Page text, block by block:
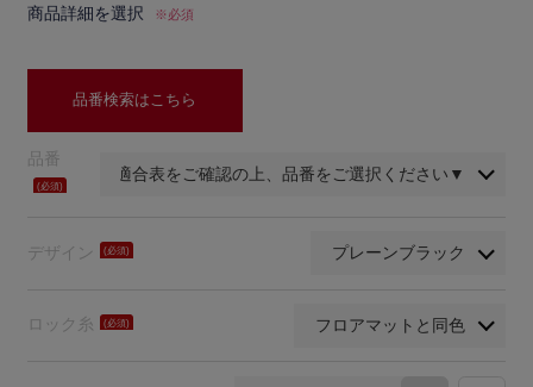
商品詳細を選択 ※必須
品番検索はこちら
品番
デザイン
ロック糸